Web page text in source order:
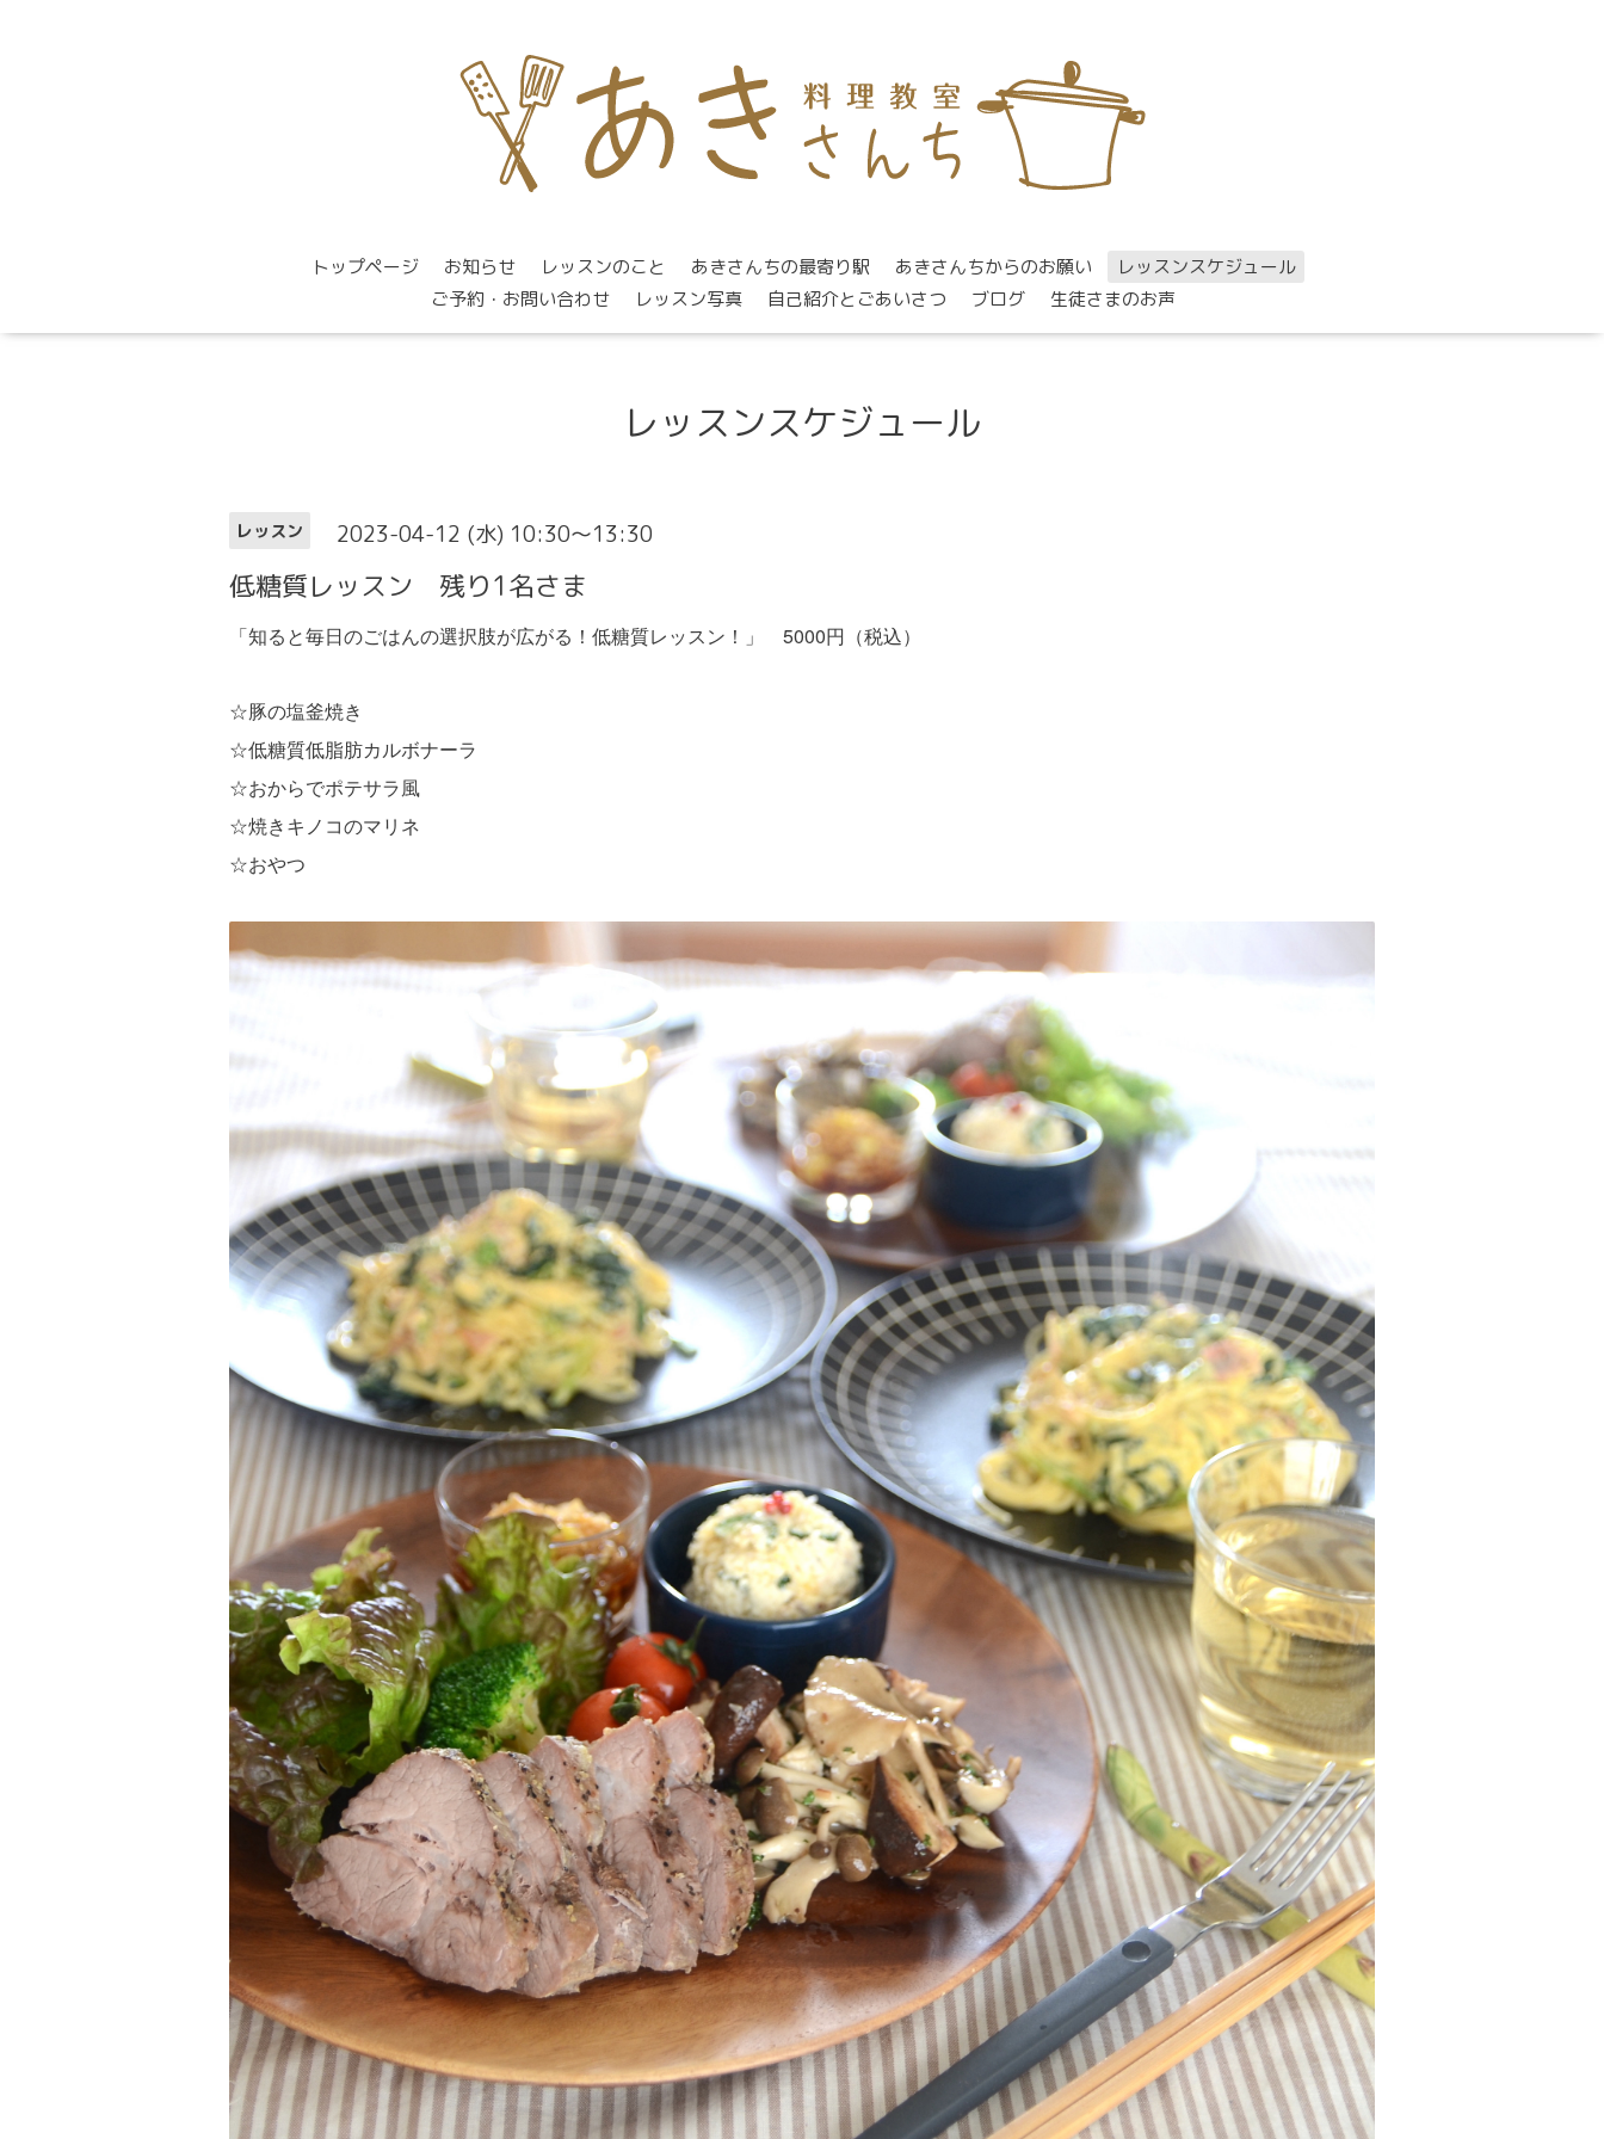
トップページ お知らせ レッスンのこと あきさんちの最寄り駅 あきさんちからのお願い
レッスンスケジュール
ご予約・お問い合わせ
レッスン写真 自己紹介とごあいさつ ブログ 生徒さまのお声
レッスンスケジュール
レッスン 2023-04-12 (水) 10:30～13:30
低糖質レッスン 残り1名さま
「知ると毎日のごはんの選択肢が広がる！低糖質レッスン！」 5000円（税込）
☆豚の塩釜焼き
☆低糖質低脂肪カルボナーラ
☆おからでポテサラ風
☆焼きキノコのマリネ
☆おやつ